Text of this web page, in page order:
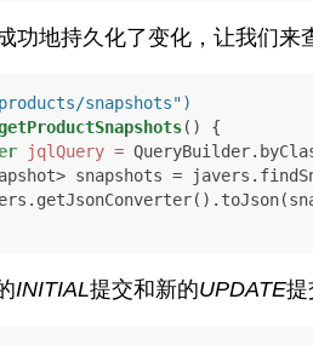
功地持久化了变化，让我们来
products/snapshots")
()
{
jqlQuery =
INITIAL提交和新的UPDATE提